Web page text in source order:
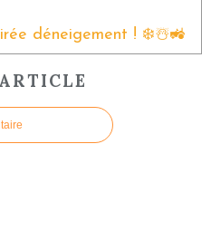
déneigement ! ❄️☃️🚜